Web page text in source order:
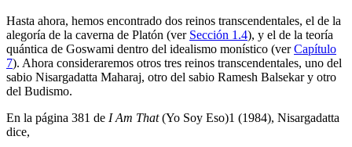
Hasta ahora, hemos encontrado dos reinos transcendentales, el de la
alegoría de la caverna de Platón (ver Sección 1.4), y el de la teoría
quántica de Goswami dentro del idealismo monístico (verCapítulo
7). Ahora consideraremos otros tres reinos transcendentales, uno del
sabio Nisargadatta Maharaj, otro del sabio Ramesh Balsekar y otro
del Budismo.
En la página 381 de I Am That(Yo Soy Eso)1 (1984), Nisargadatta
dice,